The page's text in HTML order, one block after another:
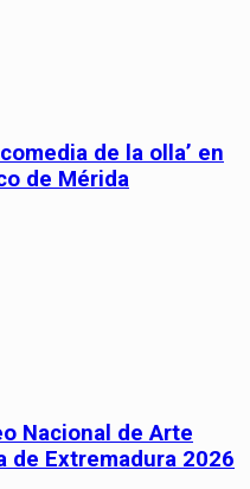
de la olla’ en
de Mérida
Nacional de Arte
de Extremadura 2026